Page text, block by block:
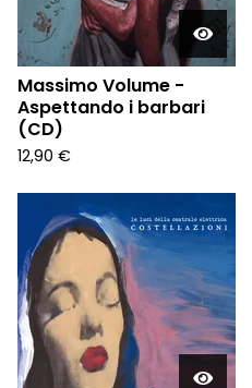
Massimo Volume -
Aspettando i barbari
(CD)
12,90 €